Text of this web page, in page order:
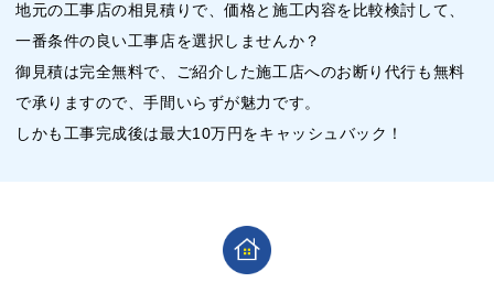
地元の工事店の相見積りで、価格と施工内容を比較検討して、
一番条件の良い工事店を選択しませんか？
御見積は完全無料で、ご紹介した施工店へのお断り代行も無料
で承りますので、手間いらずが魅力です。
しかも工事完成後は最大10万円をキャッシュバック！